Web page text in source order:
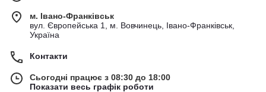
м. Івано-Франківськ
вул. Європейська 1, м. Вовчинець, Івано-Франківськ,
Україна
Контакти
Сьогодні працює з 08:30 до 18:00
Показати весь графік роботи